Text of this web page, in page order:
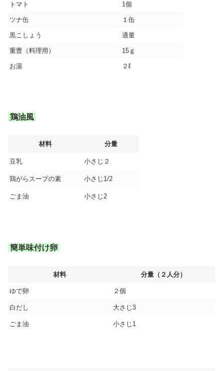
トマト 1個
ツナ缶 １缶
黒こしょう 適量
重曹（料理用） 15ｇ
お湯 ２ℓ
鶏油風
材料 分量
豆乳 小さじ２
鶏がらスープの素 小さじ1/2
ごま油 小さじ2
簡単味付け卵
材料 分量（２人分）
ゆで卵 ２個
白だし 大さじ3
ごま油 小さじ1